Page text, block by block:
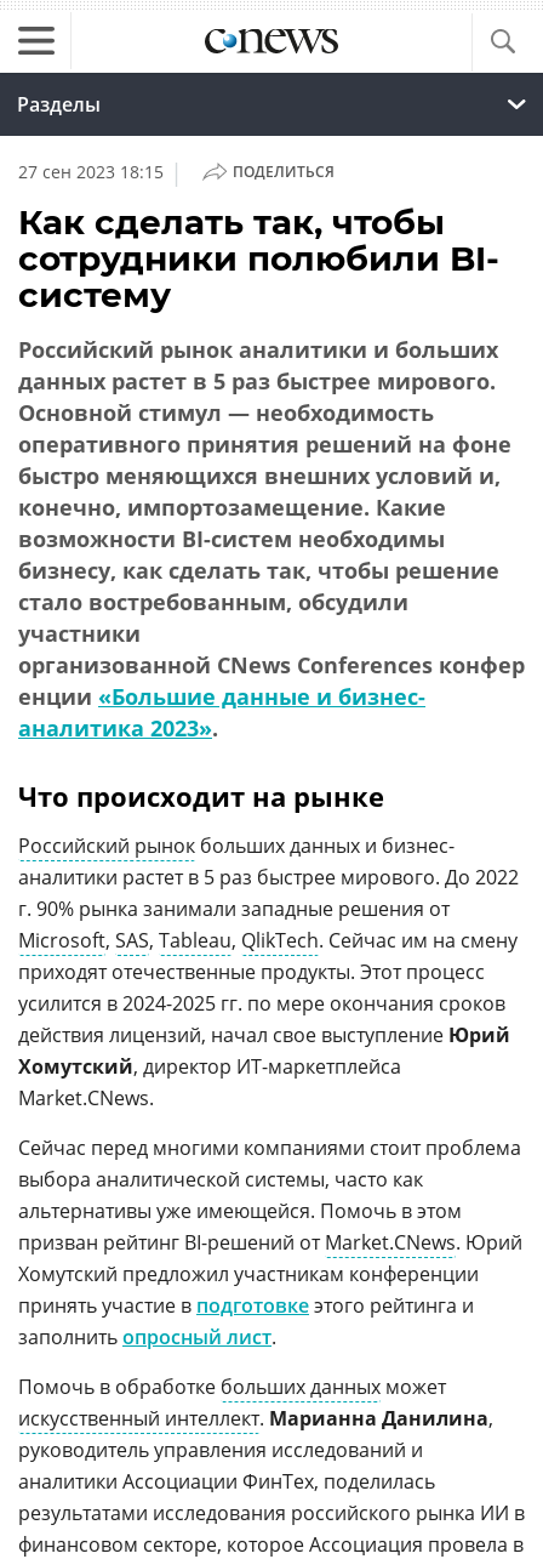
Разделы
27 сен 2023 18:15 | ПОДЕЛИТЬСЯ
Как сделать так, чтобы
сотрудники полюбили BI-
систему
Российский рынок аналитики и больших
данных растет в 5 раз быстрее мирового.
Основной стимул — необходимость
оперативного принятия решений на фоне
быстро меняющихся внешних условий и,
конечно, импортозамещение. Какие
возможности BI-систем необходимы
бизнесу, как сделать так, чтобы решение
стало востребованным, обсудили
участники
организованной CNews Conferences конфер
енции «Большие данные и бизнес-
аналитика 2023».
Что происходит на рынке
Российский рынок больших данных и бизнес-
аналитики растет в 5 раз быстрее мирового. До 2022
г. 90% рынка занимали западные решения от
Microsoft, SAS, Tableau, QlikTech. Сейчас им на смену
приходят отечественные продукты. Этот процесс
усилится в 2024-2025 гг. по мере окончания сроков
действия лицензий, начал свое выступление Юрий
Хомутский, директор ИТ-маркетплейса
Market.CNews.
Сейчас перед многими компаниями стоит проблема
выбора аналитической системы, часто как
альтернативы уже имеющейся. Помочь в этом
призван рейтинг BI-решений отMarket.CNews. Юрий
Хомутский предложил участникам конференции
принять участие в подготовкеэтого рейтинга и
заполнитьопросный лист.
Помочь в обработке больших данных может
искусственный интеллект. Марианна Данилина,
руководитель управления исследований и
аналитики Ассоциации ФинТех, поделилась
результатами исследования российского рынка ИИ в
финансовом секторе, которое Ассоциация провела в